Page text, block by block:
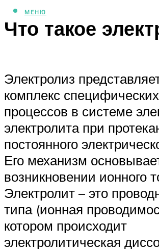
МЕНЮ
Что такое
Электролиз
комплекс специфических
процессов в системе
электролита при
постоянного
Его механизм
возникновении ионного
Электролит – это
типа (ионная
котором происходит
электролитическая